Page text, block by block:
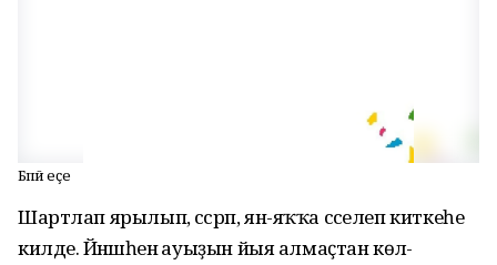
Бәпәй еҫе
Шартлап ярылып, сәсрәп, ян-яҡҡа сәселеп киткеһе
килде. Йәнәшәһенә ауыҙын йыя алмаҫтан көлә-